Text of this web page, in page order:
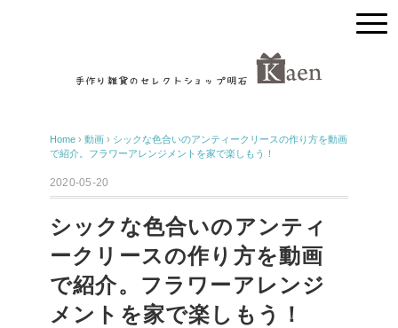
Home › 動画 › シックな色合いのアンティークリースの作り方を動画
で紹介。フラワーアレンジメントを家で楽しもう！
2020-05-20
シックな色合いのアンティ
ークリースの作り方を動画
で紹介。フラワーアレンジ
メントを家で楽しもう！